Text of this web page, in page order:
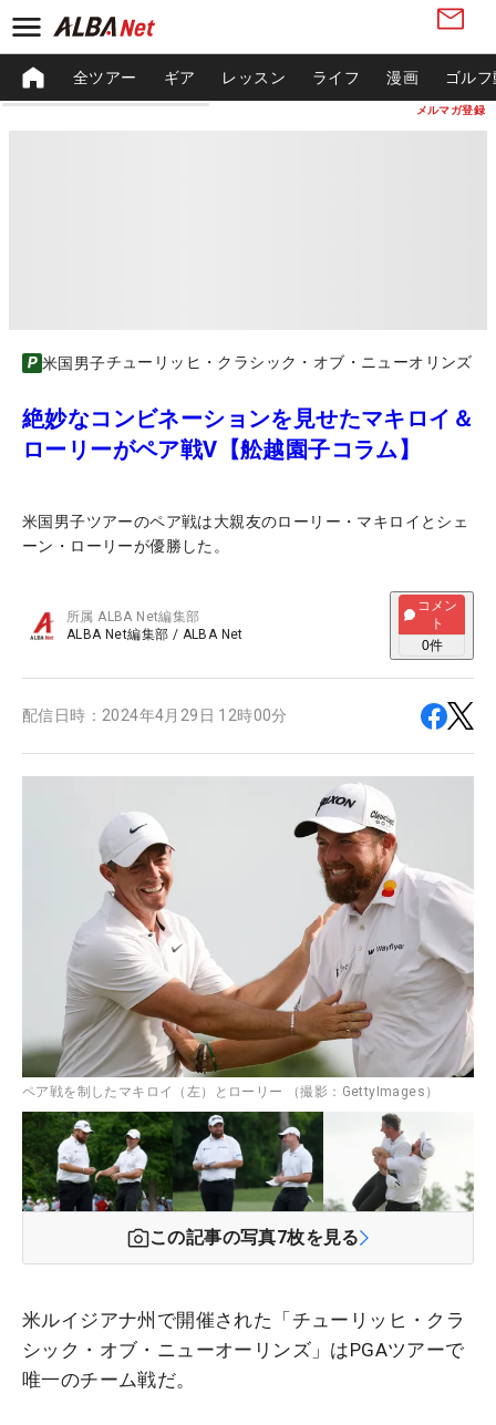
メルマガ登録
全ツアー ギア レッスン ライフ 漫画 ゴル
米国男子チューリッヒ・クラシック・オブ・ニューオリンズ
絶妙なコンビネーションを見せたマキロイ＆
ローリーがペア戦V【舩越園子コラム】
米国男子ツアーのペア戦は大親友のローリー・マキロイとシェ
ーン・ローリーが優勝した。
所属ALBA Net編集部
ALBA Net編集部 / ALBA Net
コメン
ト
0件
配信日時： 2024年4月29日 12時00分
ペア戦を制したマキロイ（左）とローリー （撮影：GettyImages）
この記事の写真7枚を見る
米ルイジアナ州で開催された「チューリッヒ・クラ
シック・オブ・ニューオーリンズ」はPGAツアーで
唯一のチーム戦だ。